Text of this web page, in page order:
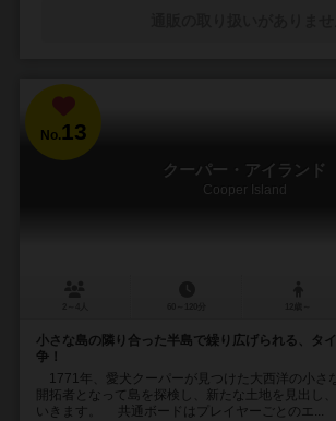
No.13
クーパー・アイランド
Cooper Island
小さな島の隣り合った半島で繰り広げられる、タ
争！
1771年、愛犬クーパーが見つけた大西洋の小さ
開拓者となって島を探検し、新たな土地を見出し
いきます。 共通ボードはプレイヤーごとのエ...